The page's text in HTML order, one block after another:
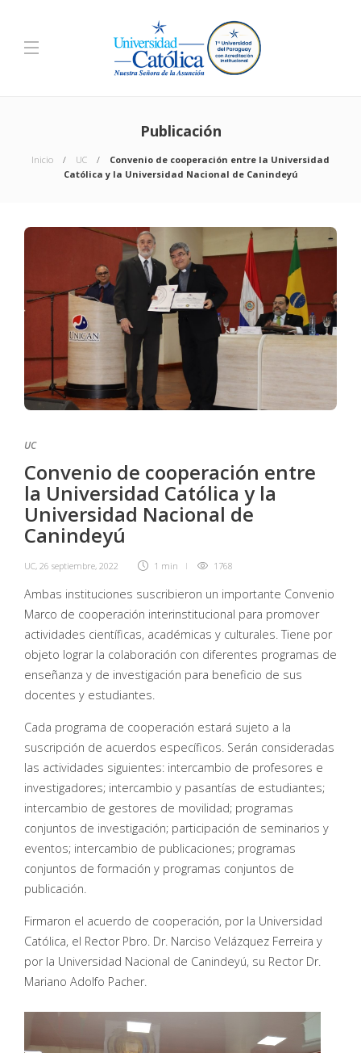
Publicación
Inicio UC
Convenio de cooperación entre la Universidad
Católica y la Universidad Nacional de Canindeyú
UC
Convenio de cooperación entre
la Universidad Católica y la
Universidad Nacional de
Canindeyú
UC, 26 septiembre, 2022 1 min 1768
Ambas instituciones suscribieron un importante Convenio
Marco de cooperación interinstitucional para promover
actividades científicas, académicas y culturales. Tiene por
objeto lograr la colaboración con diferentes programas de
enseñanza y de investigación para beneficio de sus
docentes y estudiantes.
Cada programa de cooperación estará sujeto a la
suscripción de acuerdos específicos. Serán consideradas
las actividades siguientes: intercambio de profesores e
investigadores; intercambio y pasantías de estudiantes;
intercambio de gestores de movilidad; programas
conjuntos de investigación; participación de seminarios y
eventos; intercambio de publicaciones; programas
conjuntos de formación y programas conjuntos de
publicación.
Firmaron el acuerdo de cooperación, por la Universidad
Católica, el Rector Pbro. Dr. Narciso Velázquez Ferreira y
por la Universidad Nacional de Canindeyú, su Rector Dr.
Mariano Adolfo Pacher.